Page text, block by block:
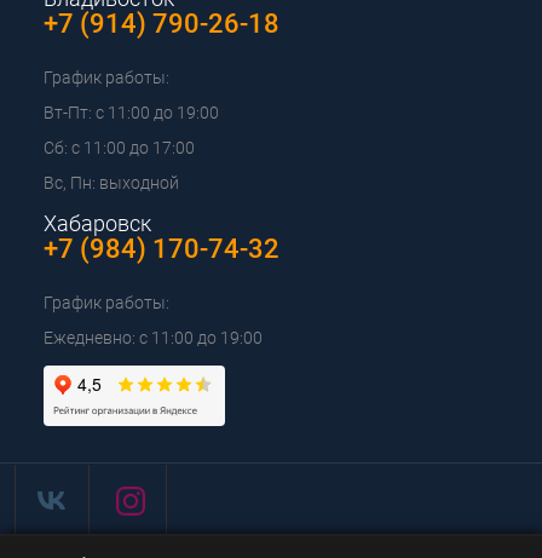
+7 (914) 790-26-18
График работы:
Вт-Пт: с 11:00 до 19:00
Сб: с 11:00 до 17:00
Вс, Пн: выходной
Хабаровск
+7 (984) 170-74-32
График работы:
Ежедневно: с 11:00 до 19:00